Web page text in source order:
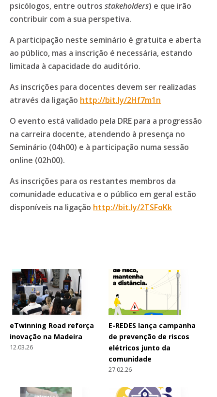
psicólogos, entre outros stakeholders) e que irão
contribuir com a sua perspetiva.
A participação neste seminário é gratuita e aberta
ao público, mas a inscrição é necessária, estando
limitada à capacidade do auditório.
As inscrições para docentes devem ser realizadas
através da ligação http://bit.ly/2Hf7m1n
O evento está validado pela DRE para a progressão
na carreira docente, atendendo à presença no
Seminário (04h00) e à participação numa sessão
online (02h00).
As inscrições para os restantes membros da
comunidade educativa e o público em geral estão
disponíveis na ligação http://bit.ly/2TSFoKk
eTwinning Road reforça
inovação na Madeira
12.03.26
E-REDES lança campanha
de prevenção de riscos
elétricos junto da
comunidade
27.02.26